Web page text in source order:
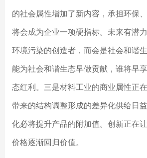
的社会属性增加了新内容，承担环保
将会成为企业一项硬指标。未来有潜
环境污染的创造者，而会是社会和谐
能为社会和谐生态早做贡献，谁将早
态红利。三是材料工业的商业属性正
带来的结构调整形成的差异化供给日
化必将提升产品的附加值。创新正在
价格逐渐回归价值。